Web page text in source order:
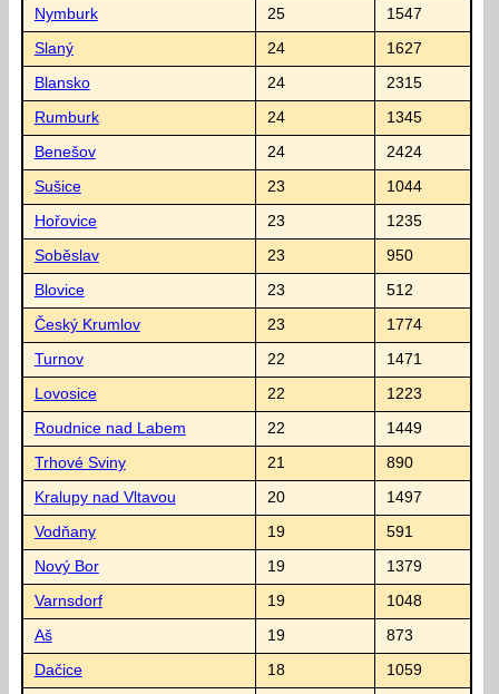
Nymburk 25 1547
Slaný 24 1627
Blansko 24 2315
Rumburk 24 1345
Benešov 24 2424
Sušice 23 1044
Hořovice 23 1235
Soběslav 23 950
Blovice 23 512
Český Krumlov 23 1774
Turnov 22 1471
Lovosice 22 1223
Roudnice nad Labem 22 1449
Trhové Sviny 21 890
Kralupy nad Vltavou 20 1497
Vodňany 19 591
Nový Bor 19 1379
Varnsdorf 19 1048
Aš 19 873
Dačice 18 1059